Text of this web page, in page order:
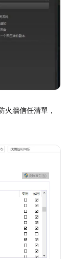
火牆信任清單，